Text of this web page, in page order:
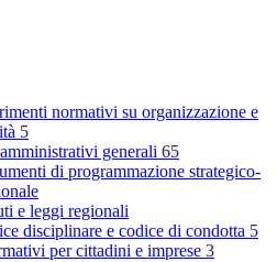
normativi su organizzazione e
5
generali 65
di programmazione strategico-
e leggi regionali
disciplinare e codice di condotta 5
per cittadini e imprese 3